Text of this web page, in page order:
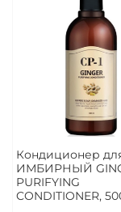
Кондиционер
ИМБИРНЫЙ
PURIFYING
CONDITIONER,